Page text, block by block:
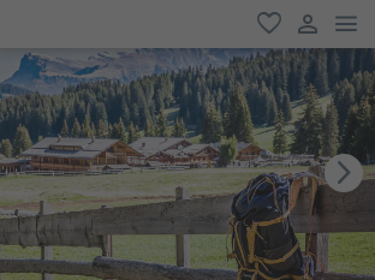
favoriti
user link